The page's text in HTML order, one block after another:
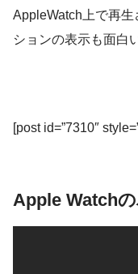
AppleWatch上で再
ションの表示も面白
[post id=”7310″
Apple Watch